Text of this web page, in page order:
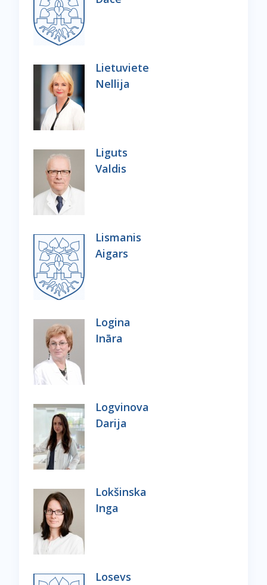
Lietuviete
Nellija
Liguts
Valdis
Lismanis
Aigars
Logina
Ināra
Logvinova
Darija
Lokšinska
Inga
Losevs